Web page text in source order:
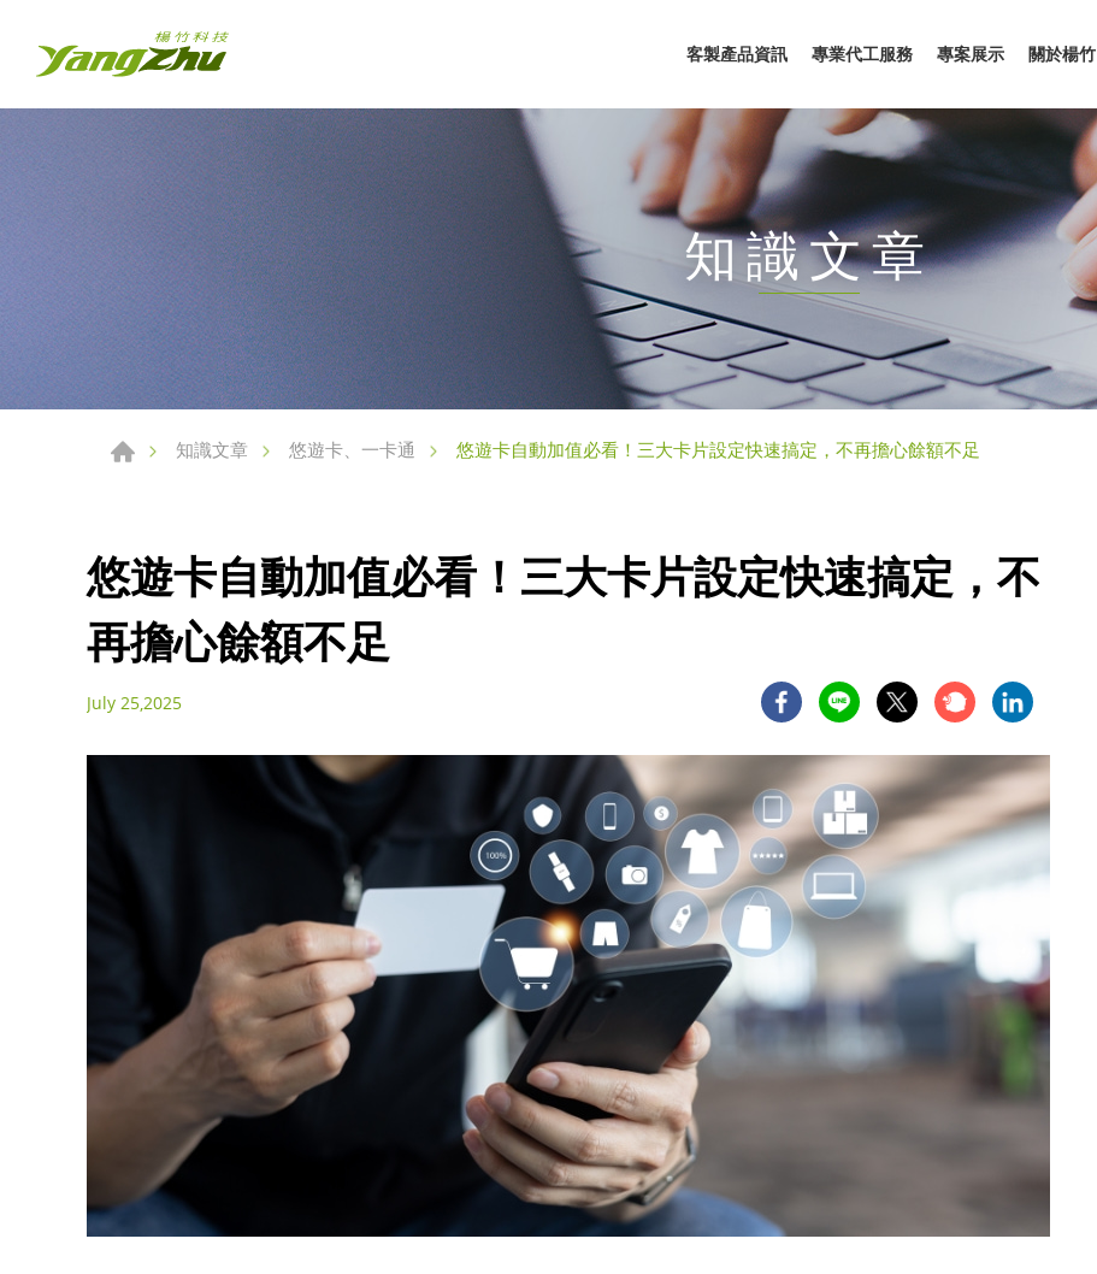
客製產品資訊 專業代工服務 專案展示 關於楊竹
知識文章
知識文章 悠遊卡、一卡通 悠遊卡自動加值必看！三大卡片設定快速搞定，不再擔心餘額不足
悠遊卡自動加值必看！三大卡片設定快速搞定，不
再擔心餘額不足
July 25,2025